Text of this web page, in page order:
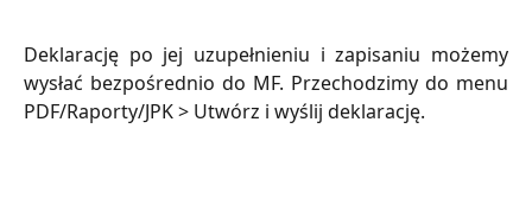
Deklarację po jej uzupełnieniu i zapisaniu możemy
wysłać bezpośrednio do MF. Przechodzimy do menu
PDF/Raporty/JPK > Utwórz i wyślij deklarację.